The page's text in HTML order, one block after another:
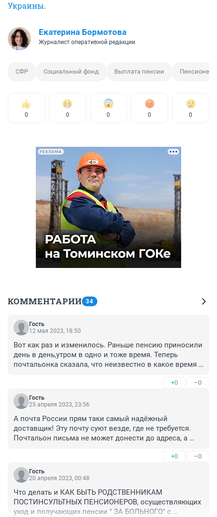
Украины.
Екатерина Бормотова
Журналист оперативной редакции
СФР Социальный фонд Выплата пенсии Пенсионер
0 0 0 0 0
РЕКЛАМА
КОММЕНТАРИИ 34
Гость
12 мая 2023, 18:50
Вот как раз и изменилось. Раньше пенсию приносили
день в день,утром в одно и тоже время. Теперь
почтальонка сказала, что неизвестно в какое время
извещения разносить, не знаю когда приду... Вот
так!!!!
+0 –0
Гость
25 апреля 2023, 23:56
А почта России прям таки самый надёжный
доставщик! Эту почту суют везде, где не требуется.
Почтальон письма не может донести до адреса, а
+0 –0
Гость
20 апреля 2023, 00:48
Что делать и КАК БЫТЬ РОДСТВЕННИКАМ
ПОСТИНСУЛЬТНЫХ ПЕНСИОНЕРОВ, осуществляющих
уход и получающих пенсии " ЗА БОЛЬНОГО" с